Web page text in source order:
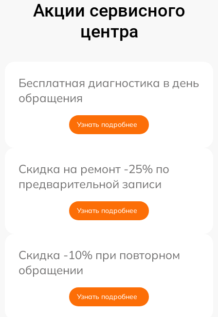
Акции сервисного
центра
Бесплатная диагностика в день
обращения
Узнать подробнее
Скидка на ремонт -25% по
предварительной записи
Узнать подробнее
Скидка -10% при повторном
обращении
Узнать подробнее